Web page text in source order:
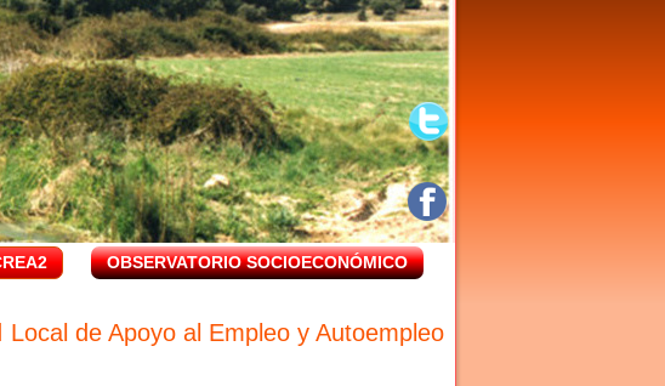
OBSERVATORIO SOCIOECONÓMICO
de Apoyo al Empleo y Autoempleo